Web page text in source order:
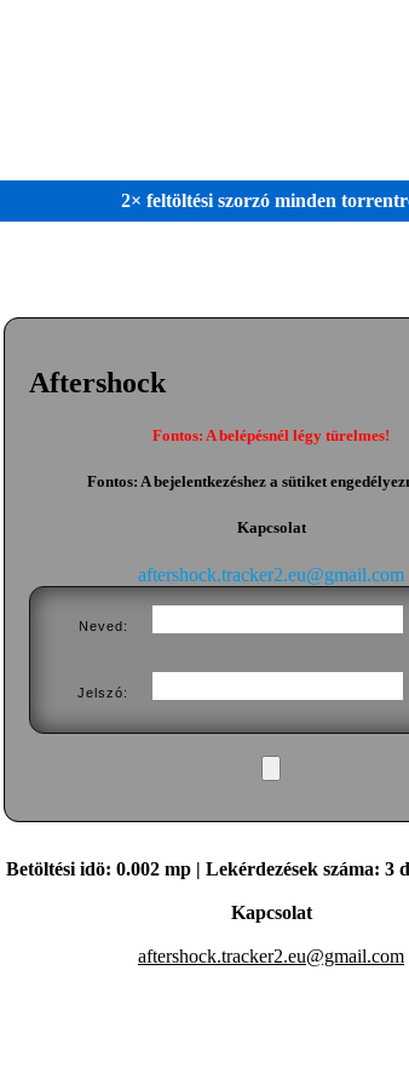
2× feltöltési szorzó minden
Aftershock
Fontos: A belépésnél légy türelmes!
Fontos: A bejelentkezéshez a sütiket
Kapcsolat
aftershock.tracker2.eu@gmail.com
Neved:
Jelszó:
idö: 0.002 mp | Lekérdezések száma: 3
Kapcsolat
aftershock.tracker2.eu@gmail.com